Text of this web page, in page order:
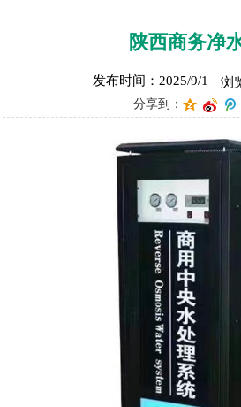
陕西商务净
发布时间：2025/9/1 浏
分享到：